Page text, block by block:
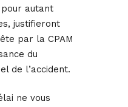
autant
justifieront
par la CPAM
du
de l’accident.
ne vous